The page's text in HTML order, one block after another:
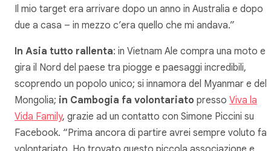
Il mio target era arrivare dopo un anno in Australia e dopo
due a casa – in mezzo c’era quello che mi andava.”
In Asia tutto rallenta: in Vietnam Ale compra una moto e
gira il Nord del paese tra piogge e paesaggi incredibili,
scoprendo un popolo unico; si innamora del Myanmar e
Mongolia; in Cambogia fa volontariato presso Viva la
Vida Family, grazie ad un contatto con Simone Piccini su
Facebook. “Prima ancora di partire avrei sempre voluto